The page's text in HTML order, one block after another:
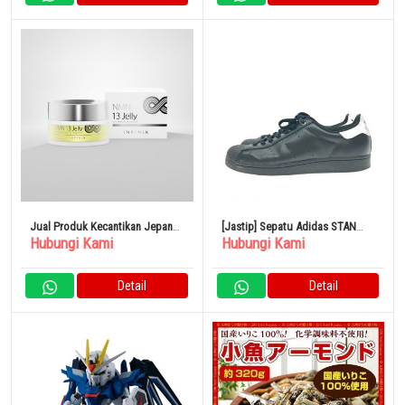
Jual Produk Kecantikan Jepang
NMN 13 Jelly
Hubungi Kami
Detail
[Jastip] Sepatu Adidas STAN
SMITH Sneaker 26,5cm Hitam
Hubungi Kami
Detail